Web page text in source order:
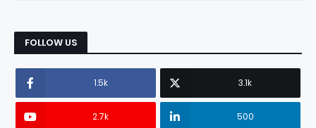
FOLLOW US
1.5k 3.1k
2.7k 500